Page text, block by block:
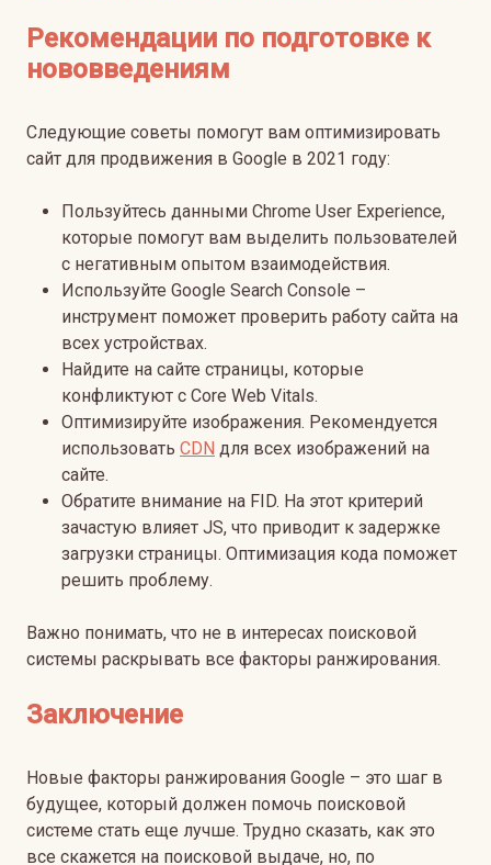
Рекомендации по подготовке к
нововведениям
Следующие советы помогут вам оптимизировать
сайт для продвижения в Google в 2021 году:
Пользуйтесь данными Chrome User Experience,
которые помогут вам выделить пользователей
с негативным опытом взаимодействия.
Используйте Google Search Console –
инструмент поможет проверить работу сайта на
всех устройствах.
Найдите на сайте страницы, которые
конфликтуют с Core Web Vitals.
Оптимизируйте изображения. Рекомендуется
использовать CDN для всех изображений на
сайте.
Обратите внимание на FID. На этот критерий
зачастую влияет JS, что приводит к задержке
загрузки страницы. Оптимизация кода поможет
решить проблему.
Важно понимать, что не в интересах поисковой
системы раскрывать все факторы ранжирования.
Заключение
Новые факторы ранжирования Google – это шаг в
будущее, который должен помочь поисковой
системе стать еще лучше. Трудно сказать, как это
все скажется на поисковой выдаче, но, по